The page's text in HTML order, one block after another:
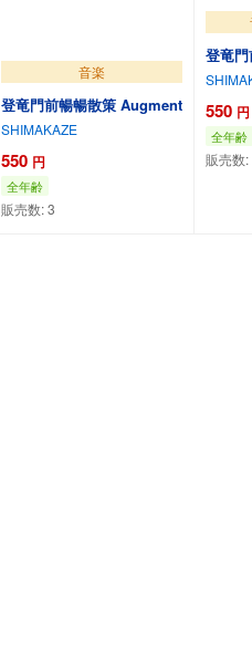
音楽
登竜門前暢暢散策 Augment
SHIMAKAZE
550 円
全年齢
販売数:3
登竜
550 円
全年齢
販売数: